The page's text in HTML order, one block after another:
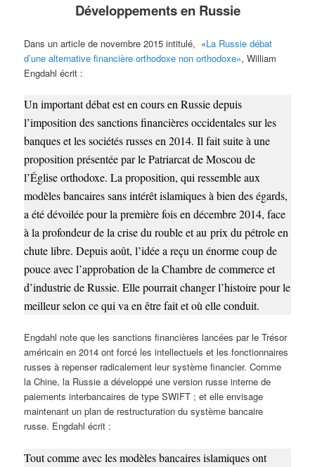
Développements en Russie
Dans un article de novembre 2015 intitulé, «La Russie débat
d’une alternative financière orthodoxe non orthodoxe», William
Engdahl écrit :
Un important débat est en cours en Russie depuis
l’imposition des sanctions financières occidentales sur les
banques et les sociétés russes en 2014. Il fait suite à une
proposition présentée par le Patriarcat de Moscou de
l’Église orthodoxe. La proposition, qui ressemble aux
modèles bancaires sans intérêt islamiques à bien des égards,
a été dévoilée pour la première fois en décembre 2014, face
à la profondeur de la crise du rouble et au prix du pétrole en
chute libre. Depuis août, l’idée a reçu un énorme coup de
pouce avec l’approbation de la Chambre de commerce et
d’industrie de Russie. Elle pourrait changer l’histoire pour le
meilleur selon ce qui va en être fait et où elle conduit.
Engdahl note que les sanctions financières lancées par le Trésor
américain en 2014 ont forcé les intellectuels et les fonctionnaires
russes à repenser radicalement leur système financier. Comme
la Chine, la Russie a développé une version russe interne de
paiements interbancaires de type SWIFT ; et elle envisage
maintenant un plan de restructuration du système bancaire
russe. Engdahl écrit :
Tout comme avec les modèles bancaires islamiques ont